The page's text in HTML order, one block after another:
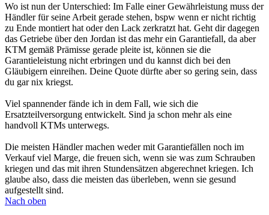
Wo ist nun der Unterschied: Im Falle einer Gewährleistung muss der
Händler für seine Arbeit gerade stehen, bspw wenn er nicht richtig
zu Ende montiert hat oder den Lack zerkratzt hat. Geht dir dagegen
das Getriebe über den Jordan ist das mehr ein Garantiefall, da aber
KTM gemäß Prämisse gerade pleite ist, können sie die
Garantieleistung nicht erbringen und du kannst dich bei den
Gläubigern einreihen. Deine Quote dürfte aber so gering sein, dass
du gar nix kriegst.
Viel spannender fände ich in dem Fall, wie sich die
Ersatzteilversorgung entwickelt. Sind ja schon mehr als eine
handvoll KTMs unterwegs.
Die meisten Händler machen weder mit Garantiefällen noch im
Verkauf viel Marge, die freuen sich, wenn sie was zum Schrauben
kriegen und das mit ihren Stundensätzen abgerechnet kriegen. Ich
glaube also, dass die meisten das überleben, wenn sie gesund
aufgestellt sind.
Nach oben